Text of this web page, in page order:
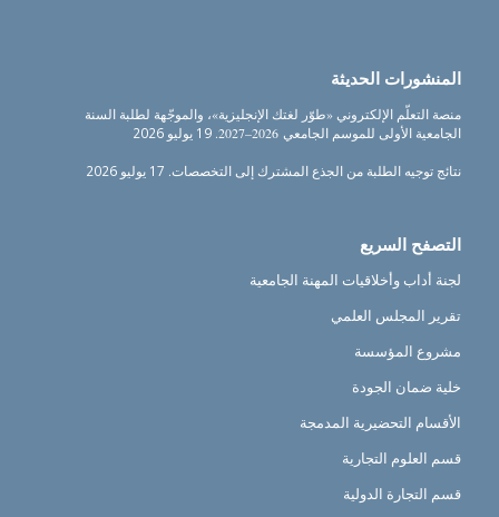
المنشورات الحديثة
منصة التعلّم الإلكتروني «طوّر لغتك الإنجليزية»، والموجّهة لطلبة السنة
الجامعية الأولى للموسم الجامعي 2026–2027.
19 يوليو 2026
نتائج توجيه الطلبة من الجذع المشترك إلى التخصصات. 17 يوليو 2026
التصفح السريع
لجنة أداب وأخلاقيات المهنة الجامعية
تقرير المجلس العلمي
مشروع المؤسسة
خلية ضمان الجودة
الأقسام التحضيرية المدمجة
قسم العلوم التجارية
قسم التجارة الدولية